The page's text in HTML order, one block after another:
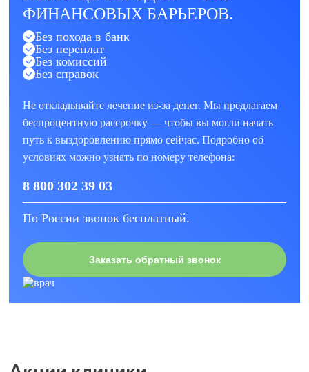
ФИНАНСОВЫХ БАРЬЕРОВ.
Без похода в банк
Без переплат
Без комиссий
Без справок
Не откладывайте лечение из-за денег. Мы предлагаем
беспроцентную рассрочку — чтобы вы могли начать
путь к выздоровлению прямо сейчас. Подробно об
условиях можно узнать по номеру телефона:
8 800 302 39 03
По России звонок бесплатный.
Заказать обратный звонок